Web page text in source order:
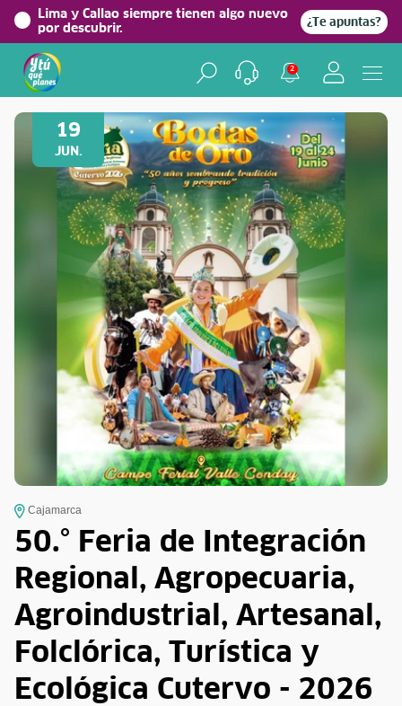
Lima y Callao siempre tienen algo nuevo
por descubrir.
¿Te apuntas?
2
Volver a Festividades
19
JUN.
Cajamarca
50.° Feria de Integración
Regional, Agropecuaria,
Agroindustrial, Artesanal,
Folclórica, Turística y
Ecológica Cutervo - 2026